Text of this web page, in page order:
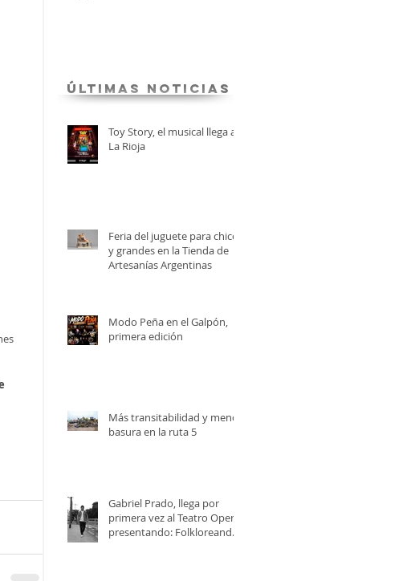
últimas Noticias
Toy Story, el musical llega a
La Rioja
Feria del juguete para chicos
y grandes en la Tienda de
Artesanías Argentinas
Modo Peña en el Galpón,
primera edición
Más transitabilidad y menos
basura en la ruta 5
Gabriel Prado, llega por
primera vez al Teatro Opera,
presentando: Folkloreando